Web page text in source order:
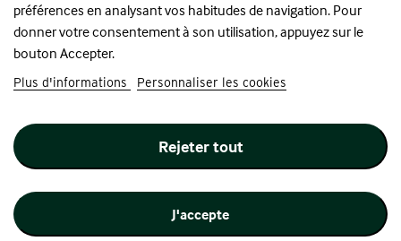
FBJE - Frieren : Frieren in...
Prix
26,90 €
préférences en analysant vos habitudes de navigation. Pour
donner votre consentement à son utilisation, appuyez sur le
bouton Accepter.
Plus d'informations Personnaliser les cookies
Rejeter tout
J'accepte